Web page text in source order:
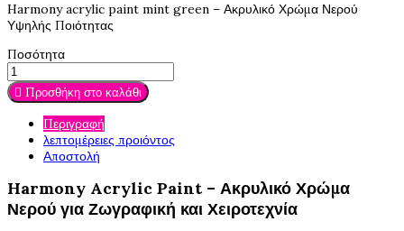
Harmony acrylic paint mint green – Ακρυλικό Χρώμα Νερού
Υψηλής Ποιότητας
Ποσότητα
 Προσθήκη στο καλάθι
Περιγραφή
λεπτομέρειες προιόντος
Αποστολή
Harmony Acrylic Paint – Ακρυλικό Χρώμα
Νερού για Ζωγραφική και Χειροτεχνία